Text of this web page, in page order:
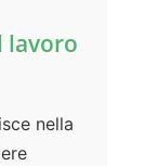
lavoro
nella